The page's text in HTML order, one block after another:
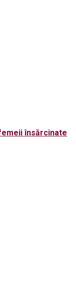
însărcinate